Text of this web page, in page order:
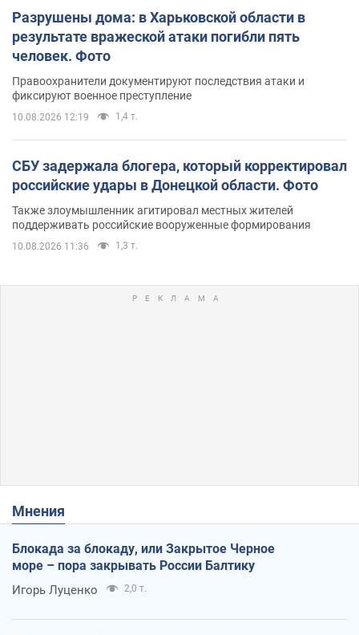
Разрушены дома: в Харьковской области в
результате вражеской атаки погибли пять
человек. Фото
Правоохранители документируют последствия атаки и
фиксируют военное преступление
10.08.2026 12:19 1,4 т.
СБУ задержала блогера, который корректировал
российские удары в Донецкой области. Фото
Также злоумышленник агитировал местных жителей
поддерживать российские вооруженные формирования
10.08.2026 11:36 1,3 т.
Мнения
Блокада за блокаду, или Закрытое Черное
море – пора закрывать России Балтику
Игорь Луценко 2,0 т.